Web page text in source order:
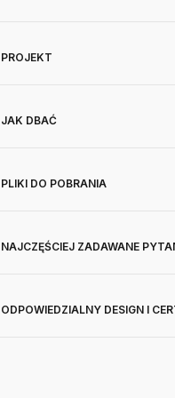
PROJEKT
JAK DBAĆ
PLIKI DO POBRANIA
NAJCZĘŚCIEJ ZADAWANE
ODPOWIEDZIALNY DESIGN I